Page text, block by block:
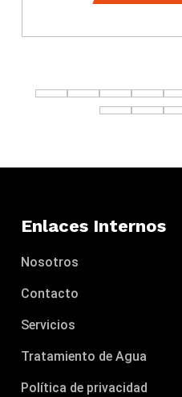
Enlaces Internos
Nosotros
Contacto
Servicios
Tratamiento de Agua
Política de privacidad